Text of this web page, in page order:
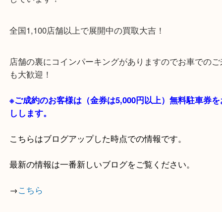
・当店の特徴
貴金属・ブランドなどの他にも鉄道模型・骨董品・
で業界最多の買取品目数で使わなくなったお品物を
しています！
全国1,100店舗以上で展開中の買取大吉！